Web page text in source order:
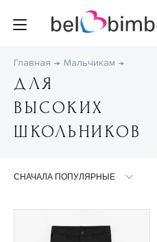
Главная Мальчикам
ДЛЯ
ВЫСОКИХ
ШКОЛЬНИКОВ